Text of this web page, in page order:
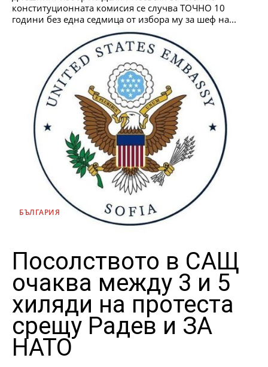
конституционната комисия се случва ТОЧНО 10
години без една седмица от избора му за шеф на...
БЪЛГАРИЯ
Посолството в САЩ
очаква между 3 и 5
хиляди на протеста
срещу Радев и ЗА
НАТО